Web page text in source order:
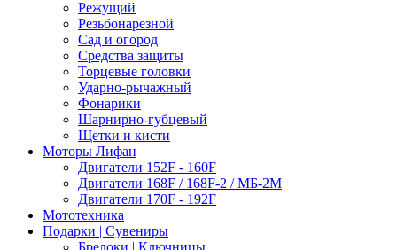
Режущий
Резьбонарезной
Сад и огород
Средства защиты
Торцевые головки
Ударно-рычажный
Фонарики
Шарнирно-губцевый
Щетки и кисти
Моторы Лифан
Двигатели 152F - 160F
Двигатели 168F / 168F-2 / МБ-2М
Двигатели 170F - 192F
Мототехника
Подарки | Сувениры
Брелоки | Ключницы